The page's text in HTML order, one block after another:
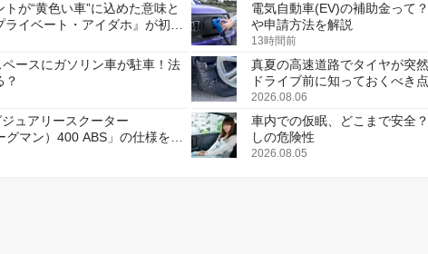
が“黄色い車”に込めた意味と
イベート・アイダホ』が初の
で復活
電気自動車(EV)の補助金って
や申請方法を解説
13時間前
ースにガソリン車が駐車！法
？
真夏の高速道路でタイヤが突
ドライブ前に知っておくべき
2026.08.06
ュアリースクーター
グマン）400 ABS」の仕様を変
車内での仮眠、どこまで安全
しの危険性
2026.08.05